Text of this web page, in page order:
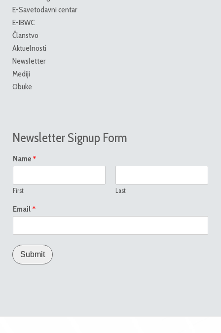
E-Savetodavni centar
E-IBWC
Članstvo
Aktuelnosti
Newsletter
Mediji
Obuke
Newsletter Signup Form
Name *
First Last
Email *
Submit